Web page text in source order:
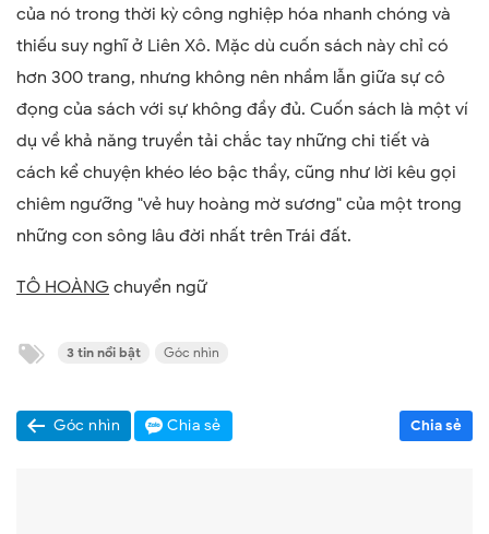
của nó trong thời kỳ công nghiệp hóa nhanh chóng và
thiếu suy nghĩ ở Liên Xô. Mặc dù cuốn sách này chỉ có
hơn 300 trang, nhưng không nên nhầm lẫn giữa sự cô
đọng của sách với sự không đầy đủ. Cuốn sách là một ví
dụ về khả năng truyền tải chắc tay những chi tiết và
cách kể chuyện khéo léo bậc thầy, cũng như lời kêu gọi
chiêm ngưỡng "vẻ huy hoàng mờ sương" của một trong
những con sông lâu đời nhất trên Trái đất.
TÔ HOÀNG chuyển ngữ
3 tin nổi bật Góc nhìn
Góc nhìn Chia sẻ Chia sẻ